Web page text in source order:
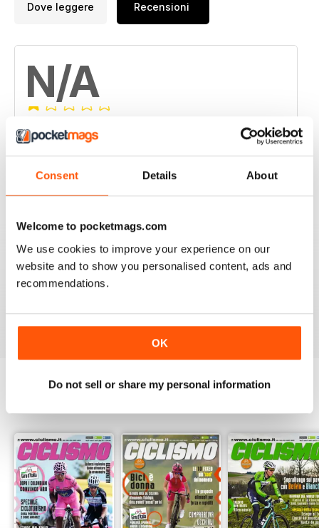
Consent Details About
Welcome to pocketmags.com
We use cookies to improve your experience on our
website and to show you personalised content, ads and
recommendations.
OK
Do not sell or share my personal information
Dove leggere Recensioni
N/A
Basato su 0 Recensioni dei clienti
2
1